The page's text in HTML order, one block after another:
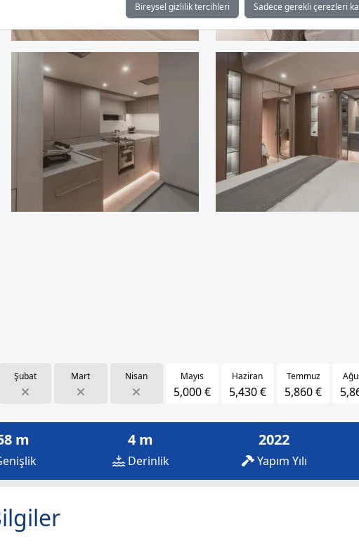
Şubat Mart Nisan Mayıs
5,000 €
Haziran
5,430 €
Temmuz
5,860 €
m 4 m
Derinlik
2022
Yapım Yılı
Bireysel gizlilik tercihleri Sadece gerekli çerezleri